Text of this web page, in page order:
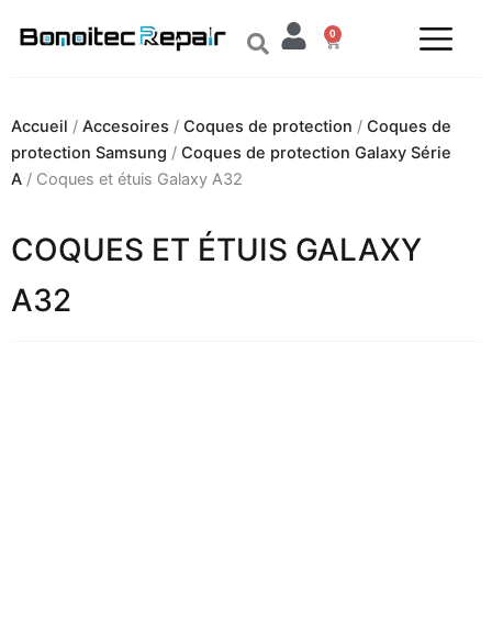
0
Panier
Accueil / Accesoires / Coques de protection / Coques de
protection Samsung / Coques de protection Galaxy Série
A / Coques et étuis Galaxy A32
COQUES ET ÉTUIS GALAXY
A32